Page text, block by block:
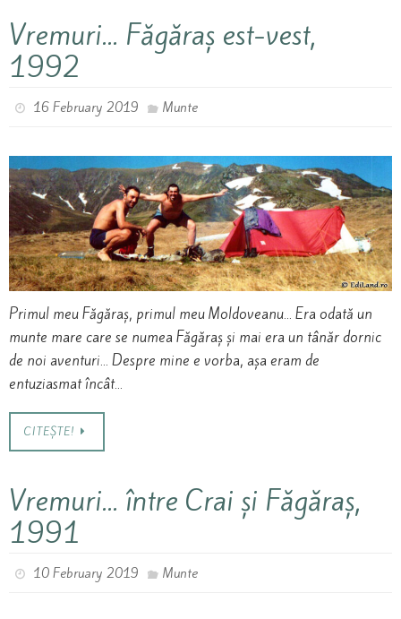
Vremuri… Făgăraș est-vest,
1992
16 February 2019 Munte
Primul meu Făgăraș, primul meu Moldoveanu… Era odată un
munte mare care se numea Făgăraș și mai era un tânăr dornic
de noi aventuri… Despre mine e vorba, așa eram de
entuziasmat încât…
CITEȘTE!
Vremuri… între Crai și Făgăraș,
1991
10 February 2019 Munte